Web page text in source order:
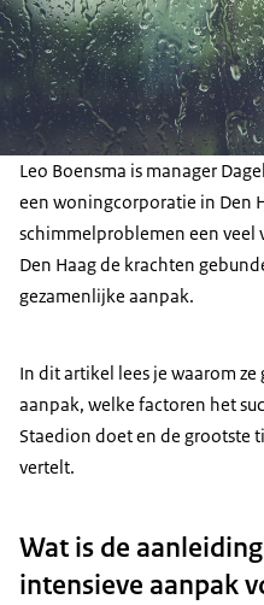
Leo Boensma is manager
een woningcorporatie in Den
schimmelproblemen een veel
Den Haag de krachten
gezamenlijke aanpak.
In dit artikel lees je waarom ze
aanpak, welke factoren het
Staedion doet en de grootste
vertelt.
Wat is de
intensieve aanpak